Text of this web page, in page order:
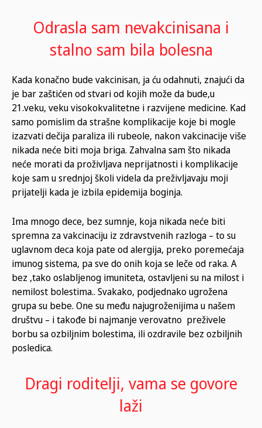
Odrasla sam nevakcinisana i
stalno sam bila bolesna
Kada konačno bude vakcinisan, ja ću odahnuti, znajući da
je bar zaštićen od stvari od kojih može da bude,u
21.veku, veku visokokvalitetne i razvijene medicine. Kad
samo pomislim da strašne komplikacije koje bi mogle
izazvati dečija paraliza ili rubeole, nakon vakcinacije više
nikada neće biti moja briga. Zahvalna sam što nikada
neće morati da proživljava neprijatnosti i komplikacije
koje sam u srednjoj školi videla da preživljavaju moji
prijatelji kada je izbila epidemija boginja.
Ima mnogo dece, bez sumnje, koja nikada neće biti
spremna za vakcinaciju iz zdravstvenih razloga – to su
uglavnom deca koja pate od alergija, preko poremećaja
imunog sistema, pa sve do onih koja se leče od raka. A
bez ,tako oslabljenog imuniteta, ostavljeni su na milost i
nemilost bolestima.. Svakako, podjednako ugrožena
grupa su bebe. One su među najugroženijima u našem
društvu – i takođe bi najmanje verovatno preživele
borbu sa ozbiljnim bolestima, ili ozdravile bez ozbiljnih
posledica.
Dragi roditelji, vama se govore
laži